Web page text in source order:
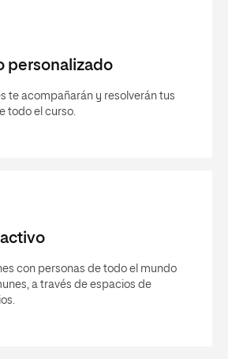
personalizado
te acompañarán y resolverán tus
todo el curso.
con personas de todo el mundo
a través de espacios de